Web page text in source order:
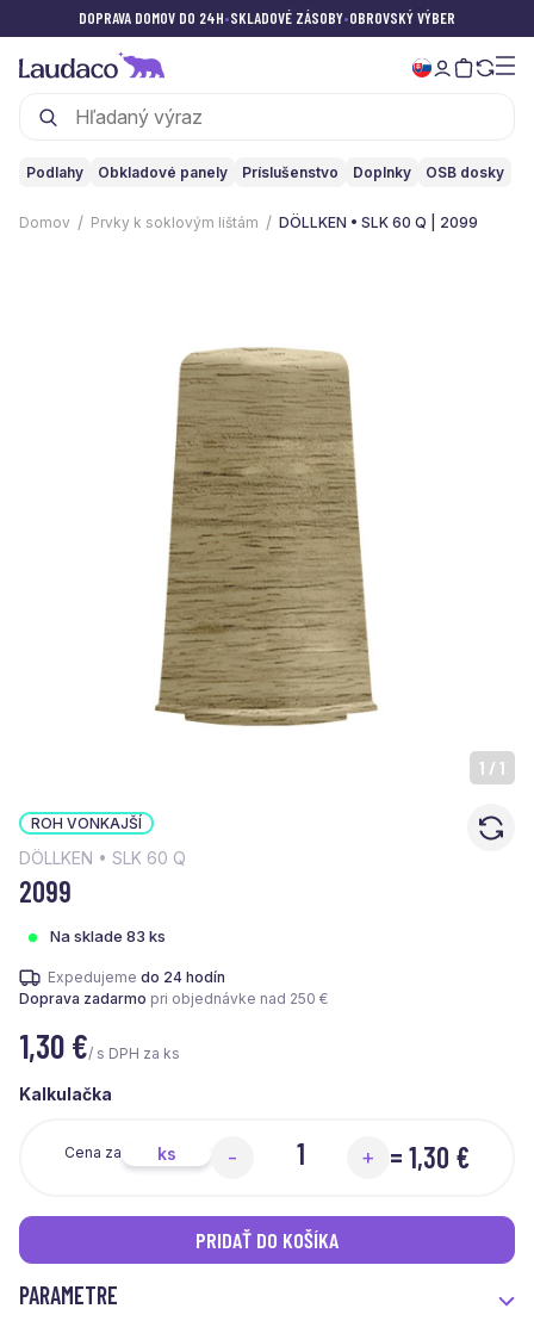
DOPRAVA DOMOV DO 24H•SKLADOVÉ ZÁSOBY•OBROVSKÝ VÝBER
Podlahy Obkladové panely Príslušenstvo Doplnky OSB dosky
Domov Prvky k soklovým lištám DÖLLKEN • SLK 60 Q | 2099
1 / 1
ROH VONKAJŠÍ
DÖLLKEN • SLK 60 Q
2099
Na sklade 83 ks
Expedujeme do 24 hodín
Doprava zadarmo pri objednávke nad 250 €
1,30 €/ s DPH za ks
Kalkulačka
Cena za ks - + = 1,30 €
PRIDAŤ DO KOŠÍKA
PARAMETRE